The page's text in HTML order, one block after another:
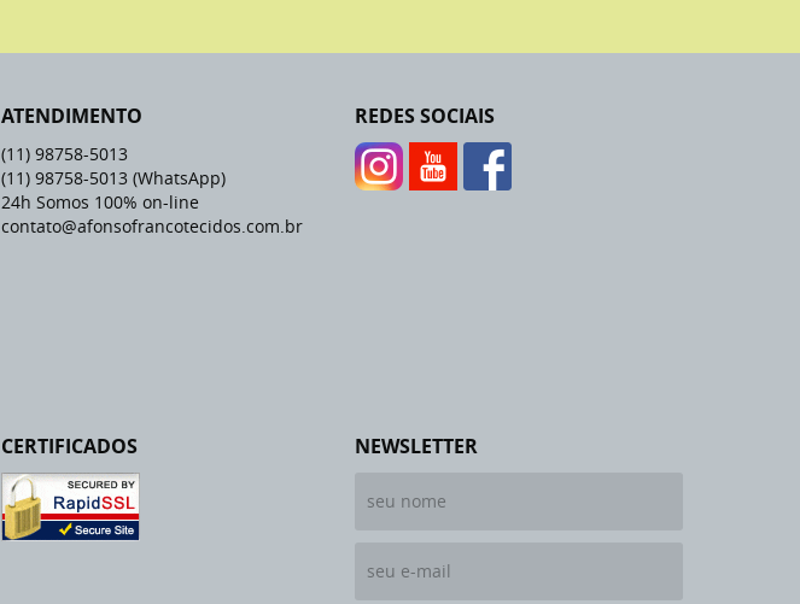
ATENDIMENTO
(11) 98758-5013
(11) 98758-5013 (WhatsApp)
24h Somos 100% on-line
contato@afonsofrancotecidos.com.br
REDES SOCIAIS
CERTIFICADOS NEWSLETTER